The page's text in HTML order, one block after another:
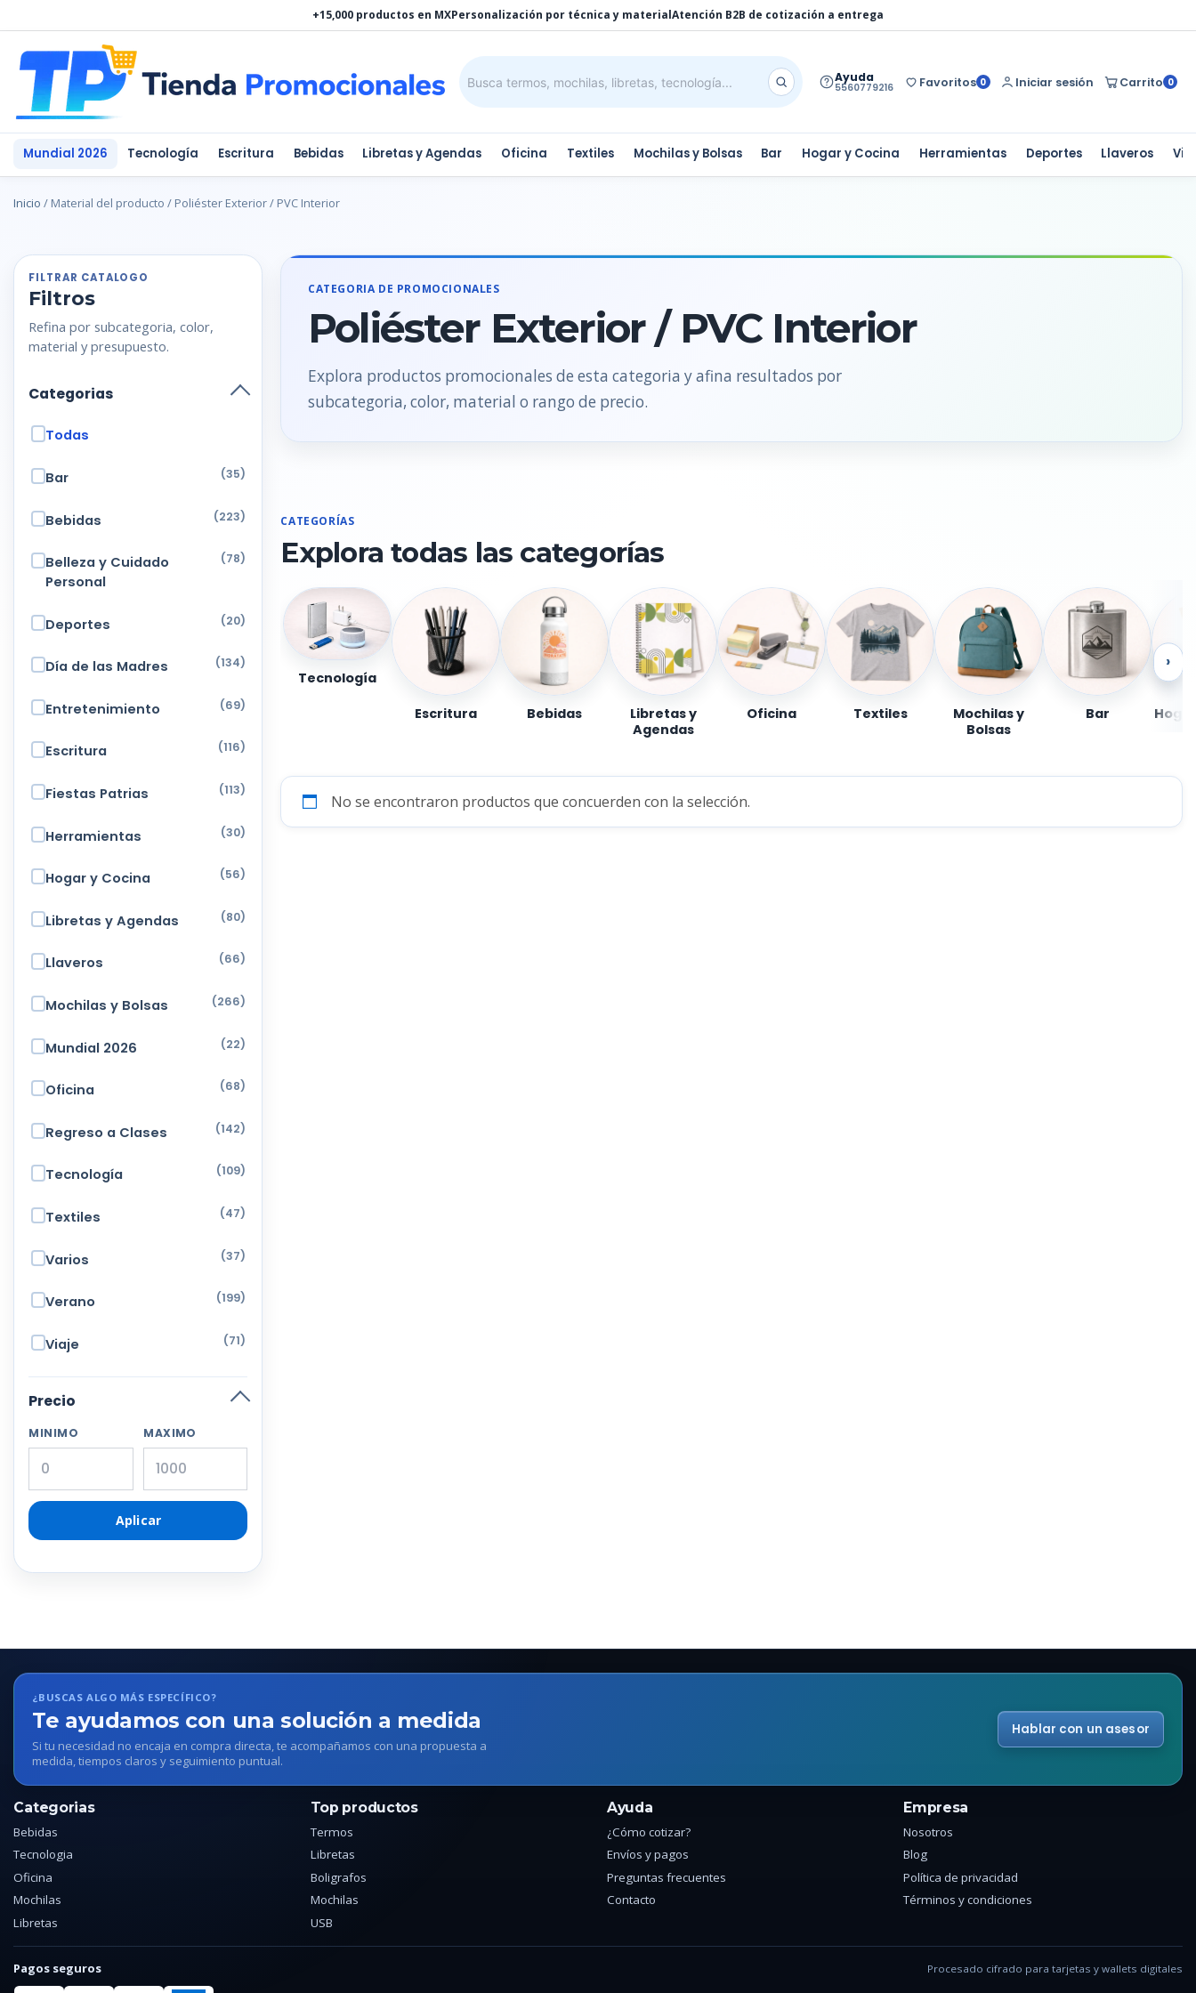
al
contenido
+15,000 productos en MXPersonalización por técnica y materialAtención B2B de cotización a entrega
Ayuda
5560779216 Favoritos 0 Iniciar sesión Carrito 0
Mundial 2026 Tecnología Escritura Bebidas Libretas y Agendas Oficina Textiles Mochilas y Bolsas Bar Hogar y Cocina Herramientas Deportes Llaveros
Inicio / Material del producto / Poliéster Exterior / PVC Interior
FILTRAR CATALOGO
Filtros
Refina por subcategoria, color,
material y presupuesto.
Categorias
Todas
Bar (35)
Bebidas (223)
Belleza y Cuidado
Personal
(78)
Deportes (20)
Día de las Madres (134)
Entretenimiento (69)
Escritura (116)
Fiestas Patrias (113)
Herramientas (30)
Hogar y Cocina (56)
Libretas y Agendas (80)
Llaveros (66)
Mochilas y Bolsas (266)
Mundial 2026 (22)
Oficina (68)
Regreso a Clases (142)
Tecnología (109)
Textiles (47)
Varios (37)
Verano (199)
Viaje (71)
Precio
MINIMO MAXIMO
Aplicar
CATEGORIA DE PROMOCIONALES
Poliéster Exterior / PVC Interior
Explora productos promocionales de esta categoria y afina resultados por
subcategoria, color, material o rango de precio.
CATEGORÍAS
Explora todas las categorías
Tecnología
Escritura
Bebidas
Libretas y
Agendas
Oficina Textiles
Mochilas y
Bolsas
Bar
›
No se encontraron productos que concuerden con la selección.
¿BUSCAS ALGO MÁS ESPECÍFICO?
Te ayudamos con una solución a medida
Si tu necesidad no encaja en compra directa, te acompañamos con una propuesta a
medida, tiempos claros y seguimiento puntual.
Hablar con un asesor
Categorias
Bebidas
Tecnologia
Oficina
Mochilas
Libretas
Top productos
Termos
Libretas
Boligrafos
Mochilas
USB
Ayuda
¿Cómo cotizar?
Envíos y pagos
Preguntas frecuentes
Contacto
Empresa
Nosotros
Blog
Política de privacidad
Términos y condiciones
Pagos seguros Procesado cifrado para tarjetas y wallets digitales